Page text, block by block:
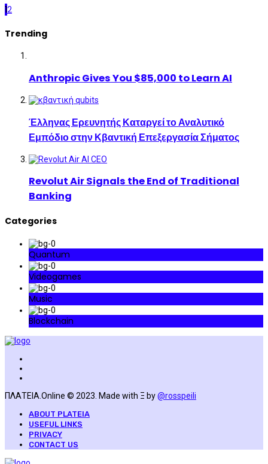
12
Trending
Anthropic Gives You $85,000 to Learn AI
Έλληνας Ερευνητής Καταργεί το Αναλυτικό
Εμπόδιο στην Κβαντική Επεξεργασία Σήματος
Revolut Air Signals the End of Traditional
Banking
Categories
Quantum
Videogames
Music
Blockchain
ΠΛΑΤΕΙΑ.Online © 2023. Made with Ξ by@rosspeili
ABOUT PLATEIA
USEFUL LINKS
PRIVACY
CONTACT US